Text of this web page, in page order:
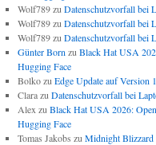
Wolf789zu Datenschutzvorfall bei
Wolf789zu Datenschutzvorfall bei
Wolf789zu Datenschutzvorfall bei
Günter Born zu Black Hat USA
Hugging Face
Bolkozu Edge Update auf Version
Clarazu Datenschutzvorfall bei
Alex zu Black Hat USA 2026:
Hugging Face
Tomas Jakobs zu Midnight Blizzard